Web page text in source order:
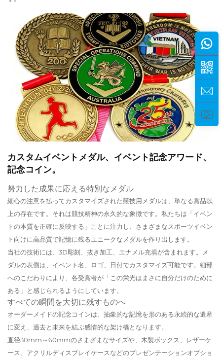
カスタムイベントメダル、イベント記念アワード、
記念コイン。
努力した成果に応える特別なメダル
細心の注意を払ってカスタマイズされた競技用メダルは、単なる賞品以
上の存在です。それは競技精神の永久的な象徴です。私たちは「イベン
トの本質を正確に反映する」ことに注力し、さまざまなスポーツイベン
ト向けに高品質で記憶に残るユニークなメダルを作り出します。
当社の技術には、3D彫刻、抜き加工、エナメル充填が含まれます。メ
ダルの表側は、イベント名、ロゴ、日付でカスタマイズ可能です。細部
へのこだわりにより、各受賞者が「この栄光はまさに自分だけのために
ある」と感じられるようにしています。
すべての瞬間を大切に残すものへ
オーダーメイドの記念コインは、抽象的な記憶を形のある永続的な遺産
に変え、過去と未来を結ぶ感情的な架け橋となります。
直径30mm～60mmのさまざまなサイズや、木製ボックス、レザーケ
ース、アクリルディスプレイケースなどのプレゼンテーションオプショ